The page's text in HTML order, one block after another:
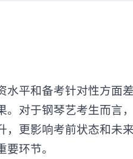
平和备考针对性方面
。对于钢琴艺考生而言
更影响考前状态和未来
环节。